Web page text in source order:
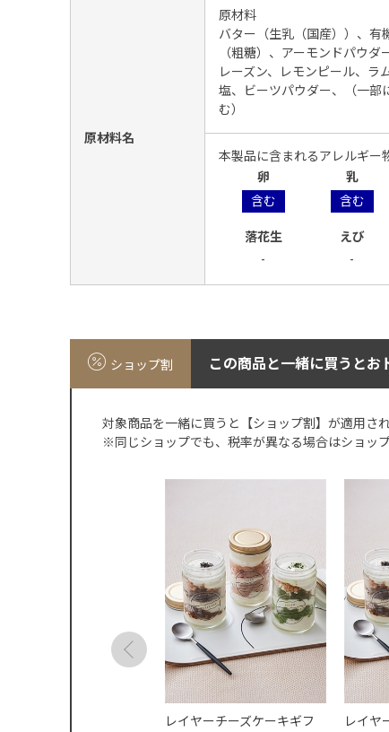
原材料名
原材料
バター（生乳（国産））、有
（粗糖）、アーモンドパウ
レーズン、レモンピール、ラ
塩、ビーツパウダー、（一部
む）
本製品に含まれるアレルギー
卵
乳
含む
含む
落花生 えび
-
-
ショップ割 この商品と一緒に買うとお
対象商品を一緒に買うと【ショップ割】が適用さ
※同じショップでも、税率が異なる場合はショッ
レイヤーチーズケーキギフ
レイヤ